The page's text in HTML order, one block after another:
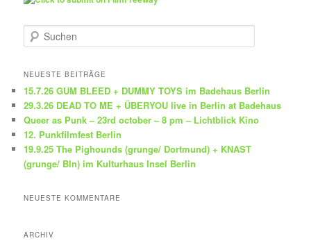
u
h
n
NEUESTE BEITRÄGE
15.7.26 GUM BLEED + DUMMY TOYS im Badehaus Berlin
29.3.26 DEAD TO ME + ÜBERYOU live in Berlin at Badehaus
Queer as Punk – 23rd october – 8 pm – Lichtblick Kino
12. Punkfilmfest Berlin
19.9.25 The Pighounds (grunge/ Dortmund) + KNAST
(grunge/ Bln) im Kulturhaus Insel Berlin
NEUESTE KOMMENTARE
ARCHIV